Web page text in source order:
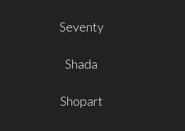
Seventy
Shada
Shopart